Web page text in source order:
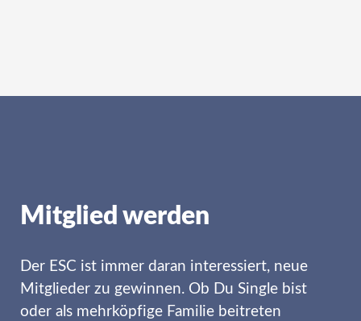
Mitglied werden
Der ESC ist immer daran interessiert, neue
Mitglieder zu gewinnen. Ob Du Single bist
oder als mehrköpfige Familie beitreten